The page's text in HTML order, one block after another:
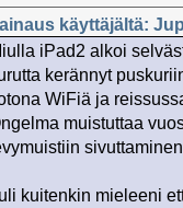
käyttäjältä:
iPad2 alkoi
kerännyt
WiFiä ja
muistuttaa
kuitenkin mieleeni